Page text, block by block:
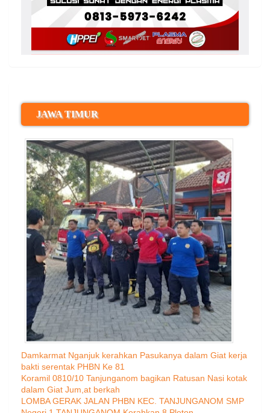
JAWA TIMUR
Damkarmat Nganjuk kerahkan Pasukanya dalam Giat kerja
bakti serentak PHBN Ke 81
Koramil 0810/10 Tanjunganom bagikan Ratusan Nasi kotak
dalam Giat Jum,at berkah
LOMBA GERAK JALAN PHBN KEC. TANJUNGANOM SMP